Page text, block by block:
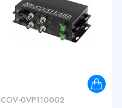
COV-0VP110002